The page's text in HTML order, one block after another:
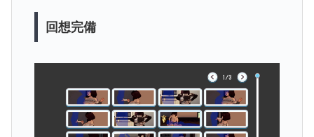
回想完備